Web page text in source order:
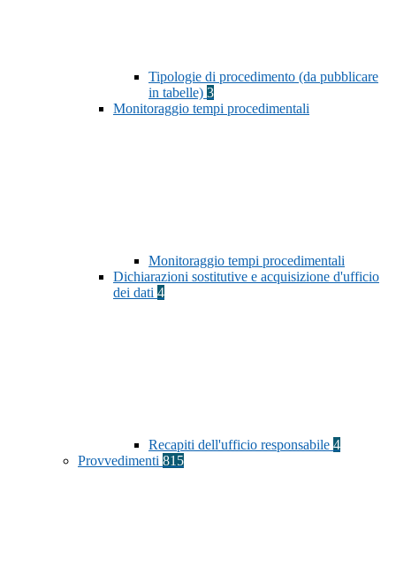
Tipologie di procedimento (da pubblicare
in tabelle) 3
Monitoraggio tempi procedimentali
Monitoraggio tempi procedimentali
Dichiarazioni sostitutive e acquisizione d'ufficio
dei dati 4
Recapiti dell'ufficio responsabile 4
Provvedimenti 815